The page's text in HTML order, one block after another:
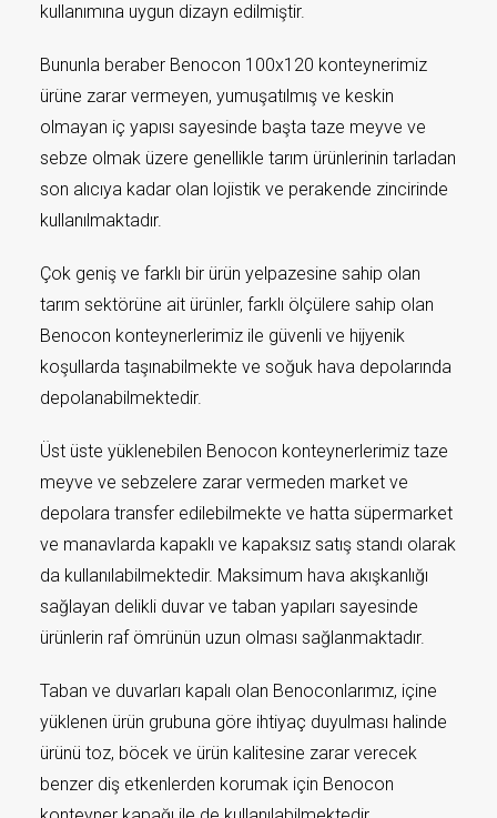
kullanımına uygun dizayn edilmiştir.
Bununla beraber Benocon 100x120 konteynerimiz
ürüne zarar vermeyen, yumuşatılmış ve keskin
olmayan iç yapısı sayesinde başta taze meyve ve
sebze olmak üzere genellikle tarım ürünlerinin tarladan
son alıcıya kadar olan lojistik ve perakende zincirinde
kullanılmaktadır.
Çok geniş ve farklı bir ürün yelpazesine sahip olan
tarım sektörüne ait ürünler, farklı ölçülere sahip olan
Benocon konteynerlerimiz ile güvenli ve hijyenik
koşullarda taşınabilmekte ve soğuk hava depolarında
depolanabilmektedir.
Üst üste yüklenebilen Benocon konteynerlerimiz taze
meyve ve sebzelere zarar vermeden market ve
depolara transfer edilebilmekte ve hatta süpermarket
ve manavlarda kapaklı ve kapaksız satış standı olarak
da kullanılabilmektedir. Maksimum hava akışkanlığı
sağlayan delikli duvar ve taban yapıları sayesinde
ürünlerin raf ömrünün uzun olması sağlanmaktadır.
Taban ve duvarları kapalı olan Benoconlarımız, içine
yüklenen ürün grubuna göre ihtiyaç duyulması halinde
ürünü toz, böcek ve ürün kalitesine zarar verecek
benzer diş etkenlerden korumak için Benocon